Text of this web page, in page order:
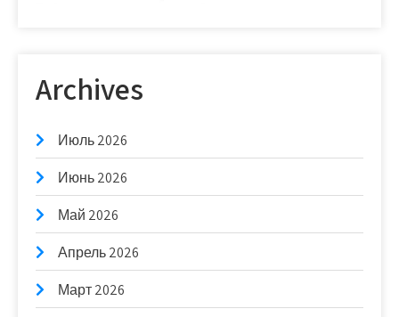
Archives
Июль 2026
Июнь 2026
Май 2026
Апрель 2026
Март 2026